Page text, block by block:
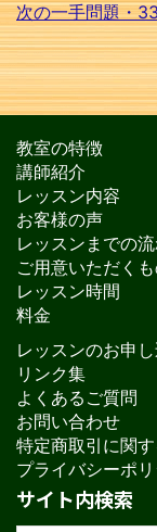
次の一手問題・
教室の特徴
講師紹介
レッスン内容
お客様の声
レッスンまでの
ご用意いただく
レッスン時間
料金
レッスンのお申
リンク集
よくあるご質問
お問い合わせ
特定商取引に関
プライバシーポ
サイト内検索